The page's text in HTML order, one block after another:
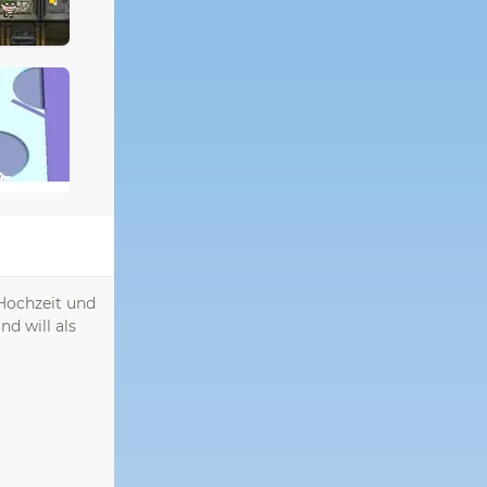
und
will als